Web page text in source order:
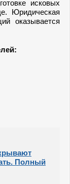
исковых
Юридическая
оказывается
Полный